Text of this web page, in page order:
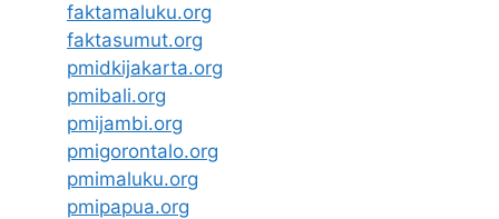
faktamaluku.org
faktasumut.org
pmidkijakarta.org
pmibali.org
pmijambi.org
pmigorontalo.org
pmimaluku.org
pmipapua.org